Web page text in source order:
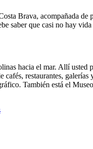
Brava, acompañada de
saber que casi no hay
hacia el mar. Allí usted
restaurantes, galerías
También está el